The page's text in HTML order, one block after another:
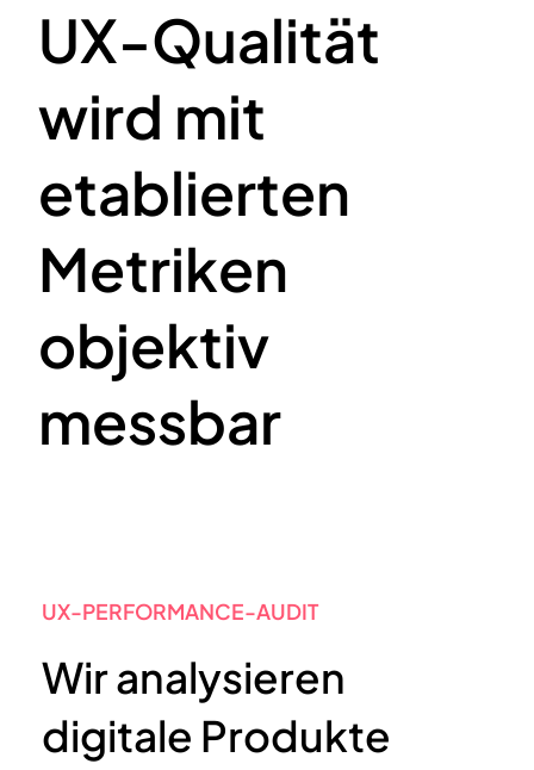
UX-Qualität
wird mit
etablierten
Metriken
objektiv
messbar
UX-PERFORMANCE-AUDIT
Wir analysieren
digitale Produkte